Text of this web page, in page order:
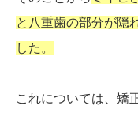
と八重歯の部分が隠
した。
これについては、矯